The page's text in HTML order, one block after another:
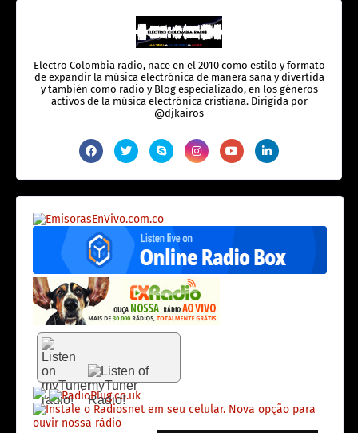
Electro Colombia radio, nace en el 2010 como estilo y formato
de expandir la música electrónica de manera sana y divertida
y también como radio y Blog especializado, en los géneros
activos de la música electrónica cristiana. Dirigida por
@djkairos